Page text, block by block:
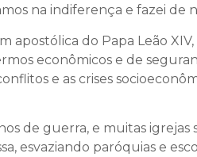
na indiferença e fazei de
apostólica do Papa Leão
econômicos e de
e as crises
de guerra, e muitas
esvaziando paróquias e